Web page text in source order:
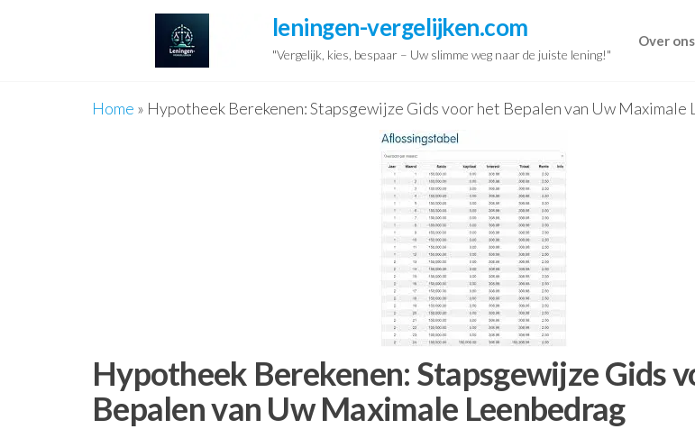
leningen-vergelijken.com
"Vergelijk, kies, bespaar – Uw slimme weg naar de juiste lening!"
Over ons
Home » Hypotheek Berekenen: Stapsgewijze Gids voor het Bepalen van Uw Maximale
Hypotheek Berekenen: Stapsgewijze Gids
Bepalen van Uw Maximale Leenbedrag